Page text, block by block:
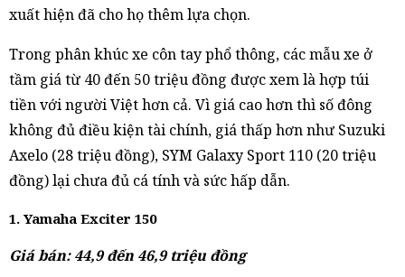
xuất hiện đã cho họ thêm lựa chọn.
Trong phân khúc xe côn tay phổ thông, các mẫu xe ở
tầm giá từ 40 đến 50 triệu đồng được xem là hợp túi
tiền với người Việt hơn cả. Vì giá cao hơn thì số đông
không đủ điều kiện tài chính, giá thấp hơn như Suzuki
Axelo (28 triệu đồng), SYM Galaxy Sport 110 (20 triệu
đồng) lại chưa đủ cá tính và sức hấp dẫn.
1. Yamaha Exciter 150
Giá bán: 44,9 đến 46,9 triệu đồng